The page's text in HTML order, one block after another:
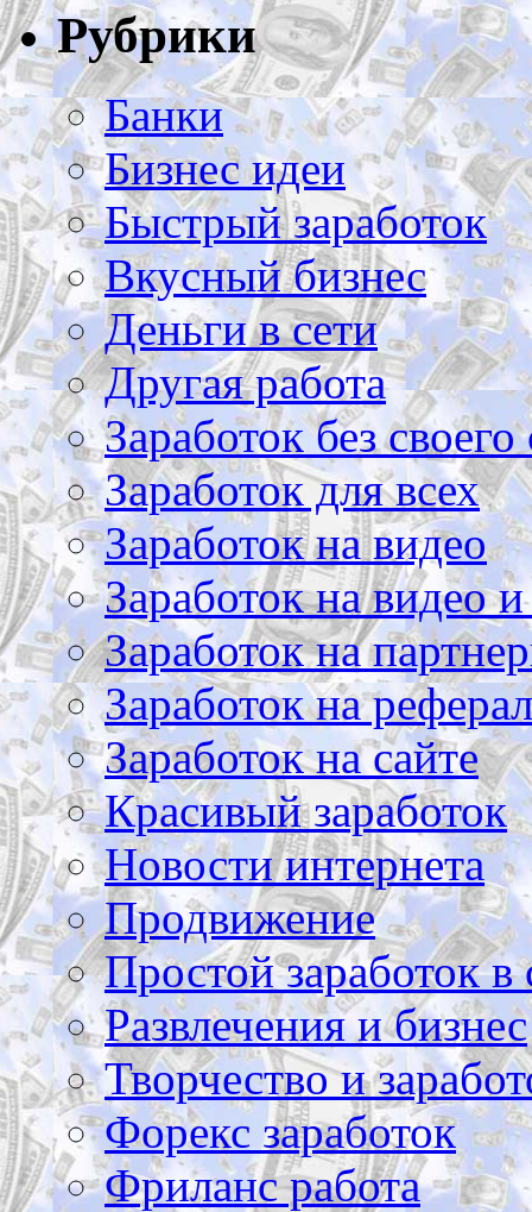
Рубрики
Банки
Бизнес идеи
Быстрый заработок
Вкусный бизнес
Деньги в сети
Другая работа
Заработок без своего
Заработок для всех
Заработок на видео
Заработок на видео
Заработок на
Заработок на
Заработок на сайте
Красивый заработок
Новости интернета
Продвижение
Простой заработок в
Развлечения и бизнес
Творчество и
Форекс заработок
Фриланс работа